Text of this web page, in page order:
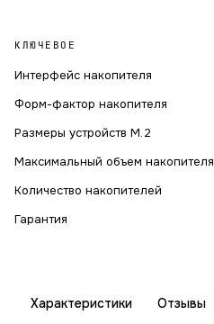
КЛЮЧЕВОЕ
Интерфейс накопителя
Форм-фактор накопителя
Размеры устройств M.2
Максимальный объем накопителя
Количество накопителей
Гарантия
Характеристики Отзывы